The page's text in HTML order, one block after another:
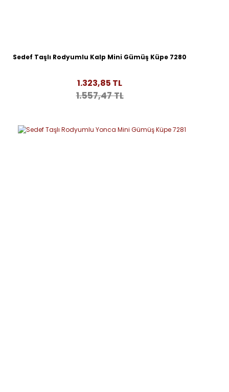
Sedef Taşlı Rodyumlu Kalp Mini Gümüş Küpe 7280
1.323,85 TL
1.557,47 TL